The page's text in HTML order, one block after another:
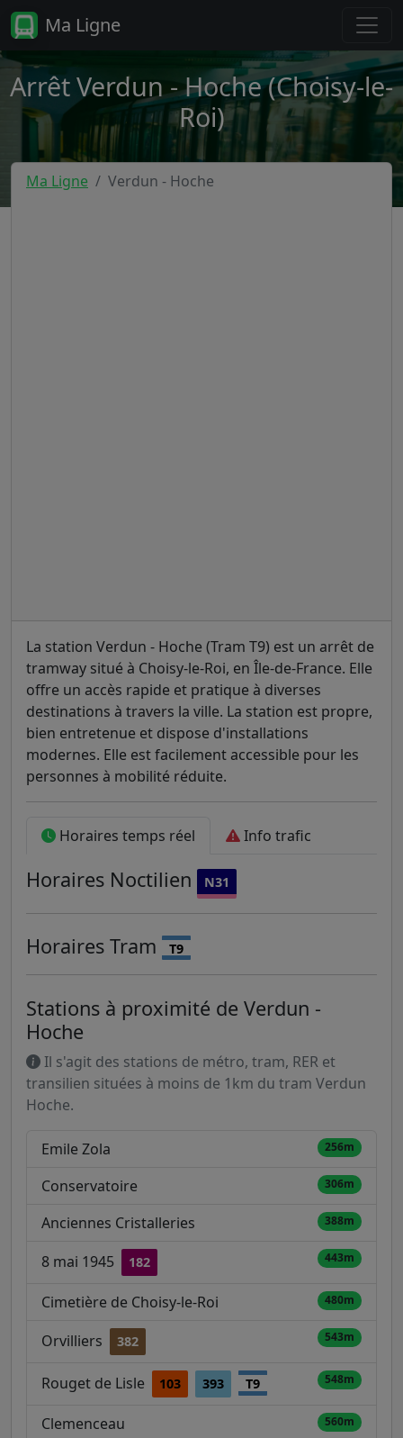
Ma Ligne
Arrêt Verdun - Hoche (Choisy-le-
Roi)
Ma Ligne Verdun - Hoche
La station Verdun - Hoche (Tram T9) est un arrêt de
tramway situé à Choisy-le-Roi, en Île-de-France. Elle
offre un accès rapide et pratique à diverses
destinations à travers la ville. La station est propre,
bien entretenue et dispose d'installations
modernes. Elle est facilement accessible pour les
personnes à mobilité réduite.
Horaires temps réel Info trafic
Horaires Noctilien N31
Horaires Tram T9
Stations à proximité de Verdun -
Hoche
Il s'agit des stations de métro, tram, RER et
transilien situées à moins de 1km du tram Verdun
Hoche.
Emile Zola 256m
Conservatoire 306m
Anciennes Cristalleries 388m
8 mai 1945 182 443m
Cimetière de Choisy-le-Roi 480m
Orvilliers 382 543m
Rouget de Lisle 103 393 T9 548m
Clemenceau 560m